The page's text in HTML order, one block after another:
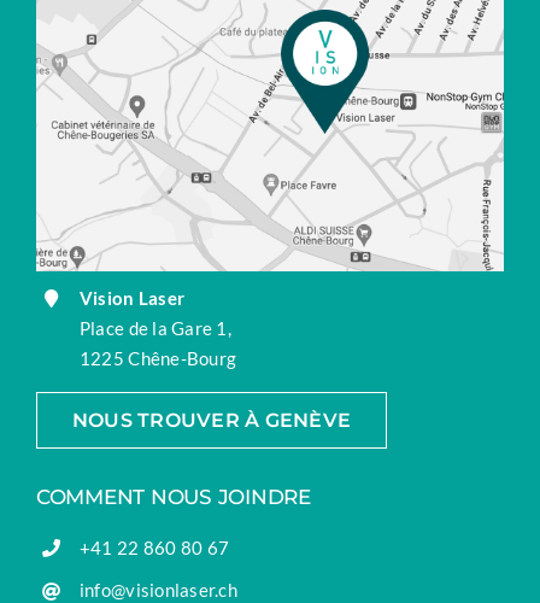
Vision Laser
Place de la Gare 1,
1225 Chêne-Bourg
NOUS TROUVER À GENÈVE
COMMENT NOUS JOINDRE
+41 22 860 80 67
info@visionlaser.ch